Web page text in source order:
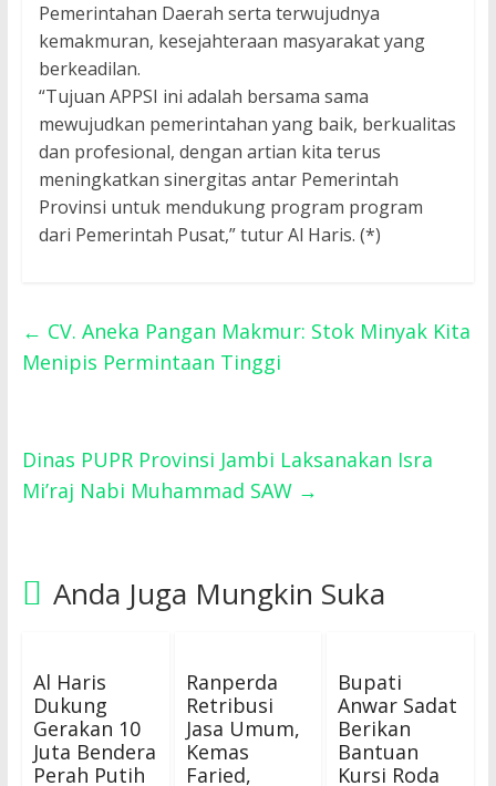
Pemerintahan Daerah serta terwujudnya
kemakmuran, kesejahteraan masyarakat yang
berkeadilan.
“Tujuan APPSI ini adalah bersama sama
mewujudkan pemerintahan yang baik, berkualitas
dan profesional, dengan artian kita terus
meningkatkan sinergitas antar Pemerintah
Provinsi untuk mendukung program program
dari Pemerintah Pusat,” tutur Al Haris. (*)
← CV. Aneka Pangan Makmur: Stok Minyak Kita
Menipis Permintaan Tinggi
Dinas PUPR Provinsi Jambi Laksanakan Isra
Mi’raj Nabi Muhammad SAW →
Anda Juga Mungkin Suka
Al Haris
Dukung
Gerakan 10
Juta Bendera
Perah Putih
Ranperda
Retribusi
Jasa Umum,
Kemas
Faried,
Bupati
Anwar Sadat
Berikan
Bantuan
Kursi Roda